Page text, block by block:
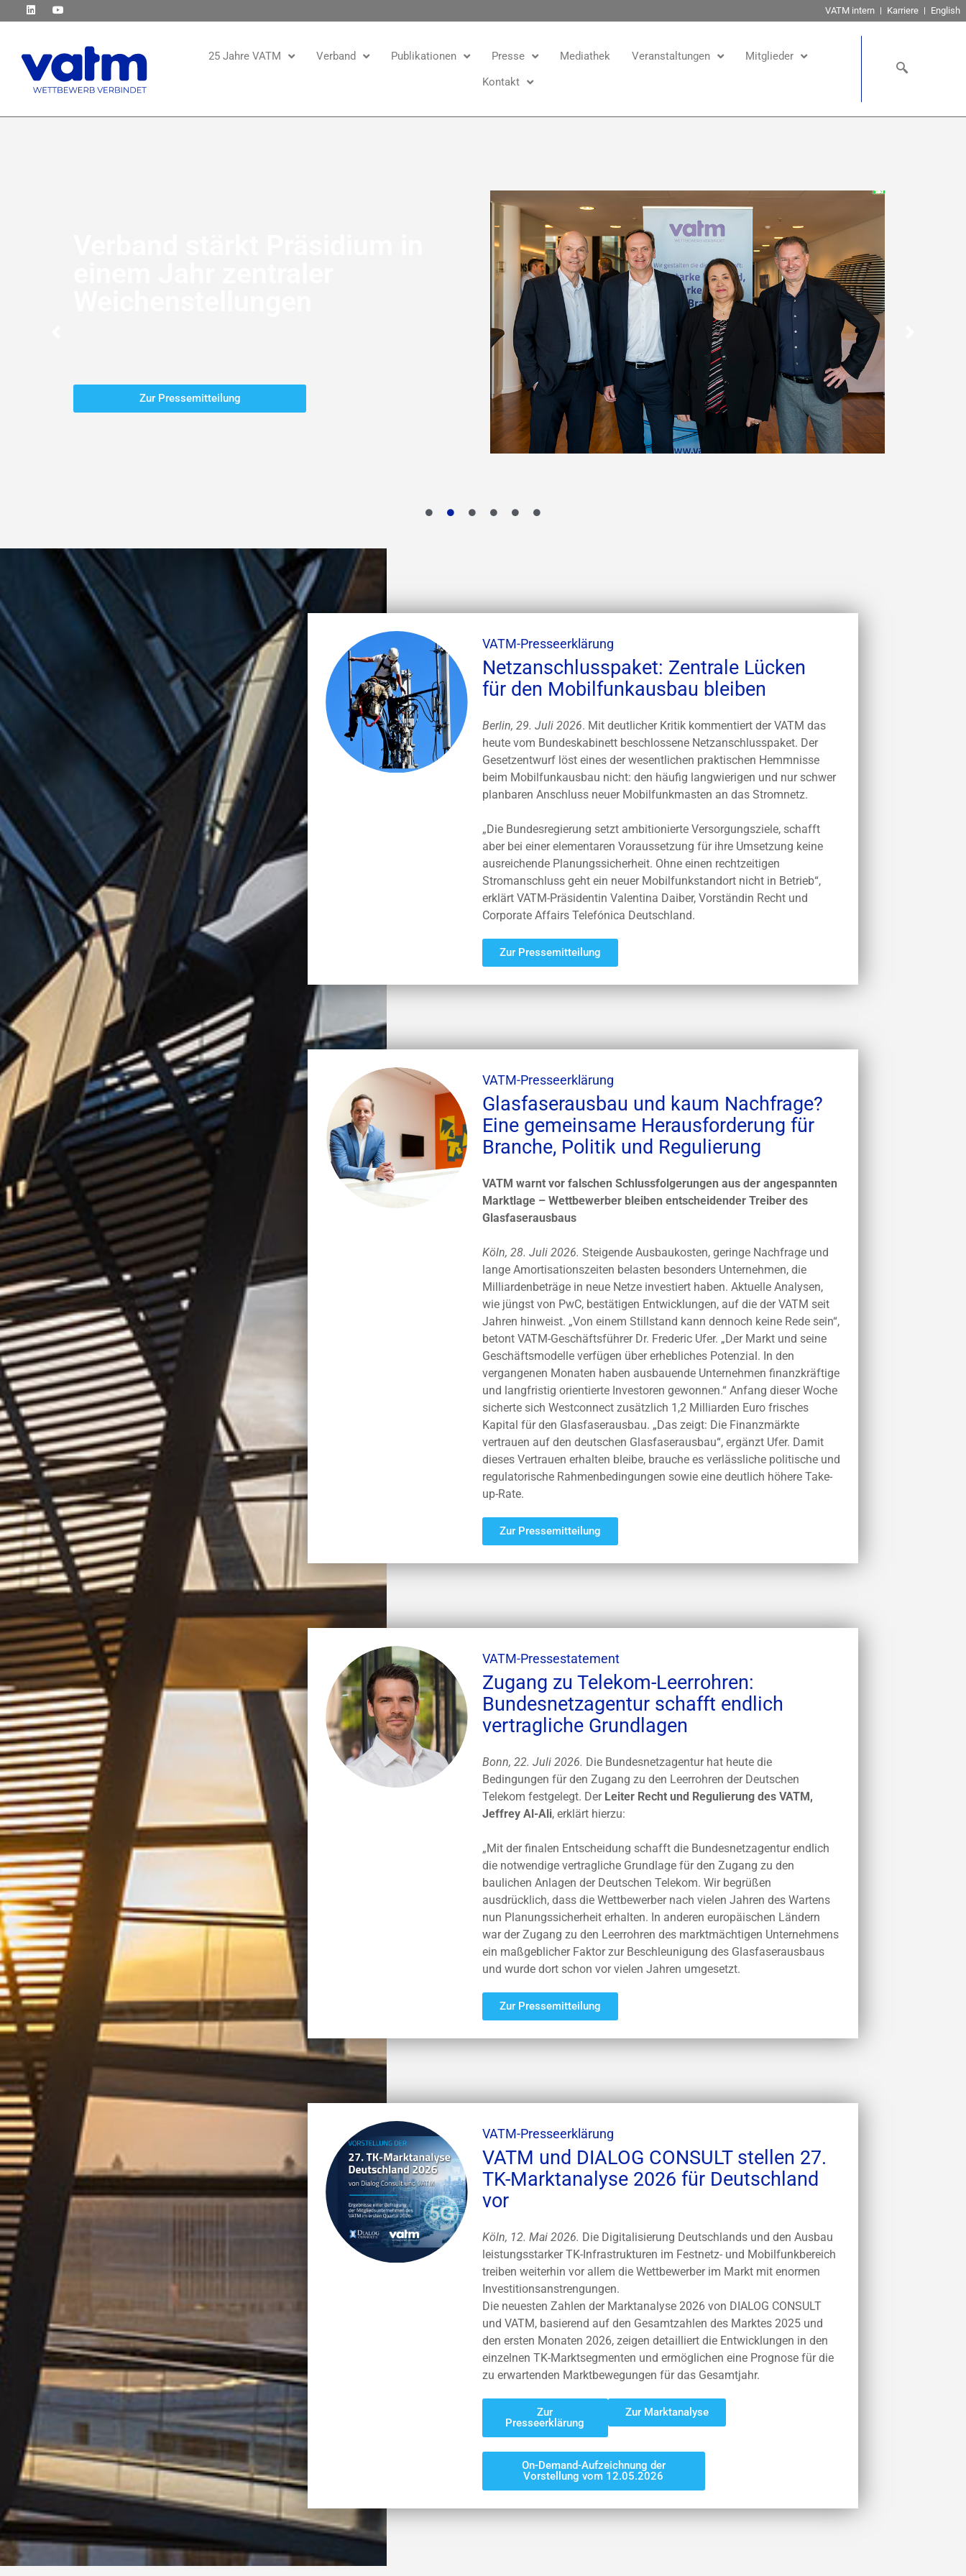
VATM intern Karriere English
25 Jahre VATM Verband Publikationen Presse Mediathek Veranstaltungen
Mitglieder
Kontakt
Zur Pressemitteilung
VATM-Presseerklärung
Netzanschlusspaket: Zentrale Lücken
für den Mobilfunkausbau bleiben
Berlin, 29. Juli 2026. Mit deutlicher Kritik kommentiert der VATM das
heute vom Bundeskabinett beschlossene Netzanschlusspaket. Der
Gesetzentwurf löst eines der wesentlichen praktischen Hemmnisse
beim Mobilfunkausbau nicht: den häufig langwierigen und nur schwer
planbaren Anschluss neuer Mobilfunkmasten an das Stromnetz.
„Die Bundesregierung setzt ambitionierte Versorgungsziele, schafft
aber bei einer elementaren Voraussetzung für ihre Umsetzung keine
ausreichende Planungssicherheit. Ohne einen rechtzeitigen
Stromanschluss geht ein neuer Mobilfunkstandort nicht in Betrieb“,
erklärt VATM-Präsidentin Valentina Daiber, Vorständin Recht und
Corporate Affairs Telefónica Deutschland.
Zur Pressemitteilung
VATM-Presseerklärung
Glasfaserausbau und kaum Nachfrage?
Eine gemeinsame Herausforderung für
Branche, Politik und Regulierung
VATM warnt vor falschen Schlussfolgerungen aus der angespannten
Marktlage – Wettbewerber bleiben entscheidender Treiber des
Glasfaserausbaus
Köln, 28. Juli 2026. Steigende Ausbaukosten, geringe Nachfrage und
lange Amortisationszeiten belasten besonders Unternehmen, die
Milliardenbeträge in neue Netze investiert haben. Aktuelle Analysen,
wie jüngst von PwC, bestätigen Entwicklungen, auf die der VATM seit
Jahren hinweist. „Von einem Stillstand kann dennoch keine Rede sein“,
betont VATM-Geschäftsführer Dr. Frederic Ufer. „Der Markt und seine
Geschäftsmodelle verfügen über erhebliches Potenzial. In den
vergangenen Monaten haben ausbauende Unternehmen finanzkräftige
und langfristig orientierte Investoren gewonnen.“ Anfang dieser Woche
sicherte sich Westconnect zusätzlich 1,2 Milliarden Euro frisches
Kapital für den Glasfaserausbau. „Das zeigt: Die Finanzmärkte
vertrauen auf den deutschen Glasfaserausbau“, ergänzt Ufer. Damit
dieses Vertrauen erhalten bleibe, brauche es verlässliche politische und
regulatorische Rahmenbedingungen sowie eine deutlich höhere Take-
up-Rate.
Zur Pressemitteilung
VATM-Pressestatement
Zugang zu Telekom-Leerrohren:
Bundesnetzagentur schafft endlich
vertragliche Grundlagen
Bonn, 22. Juli 2026. Die Bundesnetzagentur hat heute die
Bedingungen für den Zugang zu den Leerrohren der Deutschen
Telekom festgelegt. Der Leiter Recht und Regulierung des VATM,
Jeffrey Al-Ali, erklärt hierzu:
„Mit der finalen Entscheidung schafft die Bundesnetzagentur endlich
die notwendige vertragliche Grundlage für den Zugang zu den
baulichen Anlagen der Deutschen Telekom. Wir begrüßen
ausdrücklich, dass die Wettbewerber nach vielen Jahren des Wartens
nun Planungssicherheit erhalten. In anderen europäischen Ländern
war der Zugang zu den Leerrohren des marktmächtigen Unternehmens
ein maßgeblicher Faktor zur Beschleunigung des Glasfaserausbaus
und wurde dort schon vor vielen Jahren umgesetzt.
Zur Pressemitteilung
VATM-Presseerklärung
VATM und DIALOG CONSULT stellen 27.
TK-Marktanalyse 2026 für Deutschland
vor
Köln, 12. Mai 2026. Die Digitalisierung Deutschlands und den Ausbau
leistungsstarker TK-Infrastrukturen im Festnetz- und Mobilfunkbereich
treiben weiterhin vor allem die Wettbewerber im Markt mit enormen
Investitionsanstrengungen.
Die neuesten Zahlen der Marktanalyse 2026 von DIALOG CONSULT
und VATM, basierend auf den Gesamtzahlen des Marktes 2025 und
den ersten Monaten 2026, zeigen detailliert die Entwicklungen in den
einzelnen TK-Marktsegmenten und ermöglichen eine Prognose für die
zu erwartenden Marktbewegungen für das Gesamtjahr.
Zur
Presseerklärung
Zur Marktanalyse
On-Demand-Aufzeichnung der
Vorstellung vom 12.05.2026